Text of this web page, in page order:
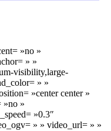
»no »
» »
visibility,large-
» »
»center center »
»no »
»0.3″
» » video_url= » »